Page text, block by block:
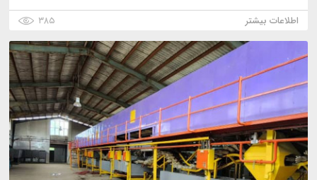
اطلاعات بیشتر
۳۸۵